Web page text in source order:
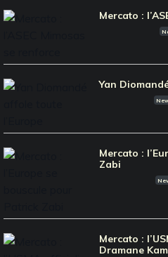
Mercato :
Yan
Mercato :
Zabi
Mercato :
Dramane